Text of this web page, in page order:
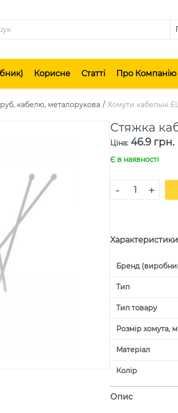
Корисне Статті Про Компанію
кабелю, металорукова Хомути кабельні
Стяжка
Ціна: 46.9 грн.
Є в наявності
- +
Характеристики
Бренд
Тип
Тип товару
Розмір хомута,
Матеріал
Колір
Опис